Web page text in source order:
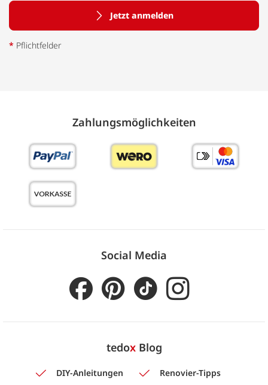
Jetzt anmelden
* Pflichtfelder
Zahlungs­möglich­keiten
Social Media
tedoxBlog
DIY-Anleitungen
Renovier-Tipps